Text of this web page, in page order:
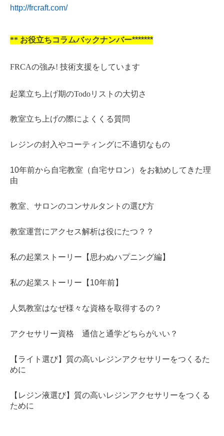
http://frcraft.com/
** お役立ちコラムバックナンバー*******
FRCAの強み! 技術支援をしています
起業立ち上げ期のTodoリストの大切さ
教室立ち上げの際によくくる質問
レジンの封入やコーティングに不適切なもの
10年前から自宅教室（自宅サロン）をお勧めしてきた理
由
教室、サロンのコンサルタントの選び方
教室運営にアクセス解析は役にたつ？？
私の起業ストーリー【思わぬハプニング編】
私の起業ストーリー【10年前】
人気教室はなぜ様々な資格を取得するの？
アクセサリー資格 通信と通学どちらがいい？
【ライト選び】質の高いレジンアクセサリーをつくるた
めに
【レジン液選び】質の高いレジンアクセサリーをつくる
ために